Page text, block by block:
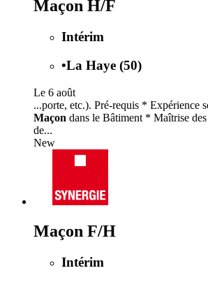
Maçon H/F
Intérim
•La Haye (50)
Le 6 août
...porte, etc.). Pré-requis * Expérience
Maçon dans le Bâtiment * Maîtrise
de...
New
Maçon F/H
Intérim